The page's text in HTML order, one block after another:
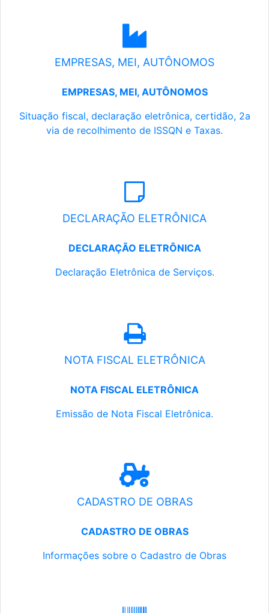
EMPRESAS, MEI, AUTÔNOMOS
EMPRESAS, MEI, AUTÔNOMOS
Situação fiscal, declaração eletrônica, certidão, 2a
via de recolhimento de ISSQN e Taxas.
DECLARAÇÃO ELETRÔNICA
DECLARAÇÃO ELETRÔNICA
Declaração Eletrônica de Serviços.
NOTA FISCAL ELETRÔNICA
NOTA FISCAL ELETRÔNICA
Emissão de Nota Fiscal Eletrônica.
CADASTRO DE OBRAS
CADASTRO DE OBRAS
Informações sobre o Cadastro de Obras